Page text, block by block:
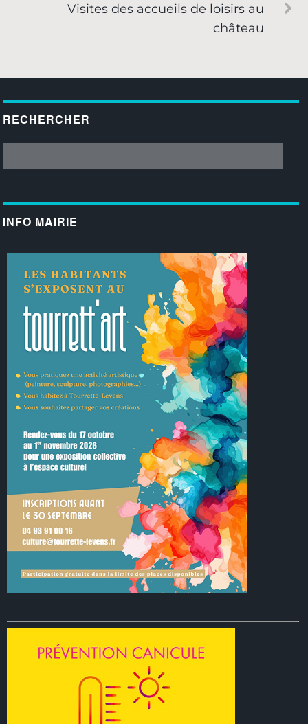
Visites des accueils de loisirs au
château
RECHERCHER
INFO MAIRIE